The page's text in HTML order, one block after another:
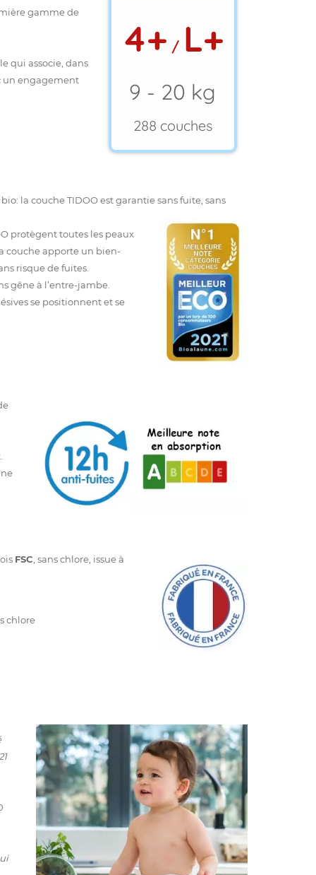
4+ / L+
9 - 20 kg
288 couches
gamme de
qui associe, dans
un engagement
la couche TIDOO est garantie sans fuite, sans
protègent toutes les peaux
couche apporte un bien-
risque de fuites.
gêne à l’entre-jambe.
se positionnent et se
FSC , sans chlore, issue à
chlore